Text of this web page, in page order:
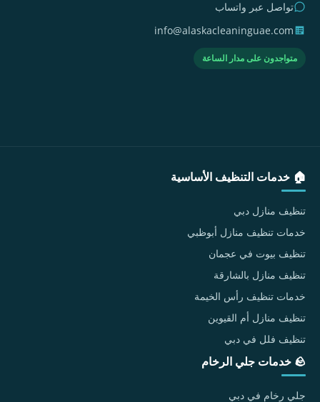
تواصل عبر واتساب
info@alaskacleaninguae.com
متواجدون على مدار الساعة
🏠 خدمات التنظيف الأساسية
تنظيف منازل دبي
خدمات تنظيف منازل أبوظبي
تنظيف بيوت في عجمان
تنظيف منازل بالشارقة
خدمات تنظيف رأس الخيمة
تنظيف منازل أم القيوين
تنظيف فلل في دبي
🪨 خدمات جلي الرخام
جلي رخام في دبي